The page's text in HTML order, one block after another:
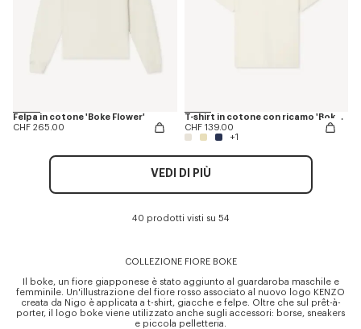
Felpa in cotone 'Boke Flower'
CHF 265.00
T-shirt in cotone con ricamo 'Boke Flower'
CHF 139.00
+1
VEDI DI PIÙ
40 prodotti visti su 54
COLLEZIONE FIORE BOKE
Il boke, un fiore giapponese è stato aggiunto al guardaroba maschile e
femminile. Un'illustrazione del fiore rosso associato al nuovo logo KENZO
creata da Nigo è applicata a t-shirt, giacche e felpe. Oltre che sul prêt-à-
porter, il logo boke viene utilizzato anche sugli accessori: borse, sneakers
e piccola pelletteria.